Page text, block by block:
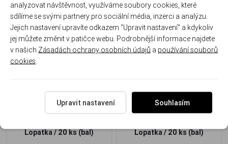
-42%
Háčky Tubertini SERIE 511
Nikelato 10
Lopatka / 20 ks (bal)
-42%
Akce
Háčky Tubertini SERIE 511
Nikelato 8
Lopatka / 20 ks (bal)
analyzovat návštěvnost, využíváme soubory cookies, které
sdílíme se svými partnery pro sociální média, inzerci a analýzu.
Jejich nastavení upravíte odkazem "Upravit nastavení" a kdykoliv
jej můžete změnit v patičce webu. Podrobnější informace najdete
v našich Zásadách ochrany osobních údajů a používání souborů
cookies
Upravit nastavení Souhlasím